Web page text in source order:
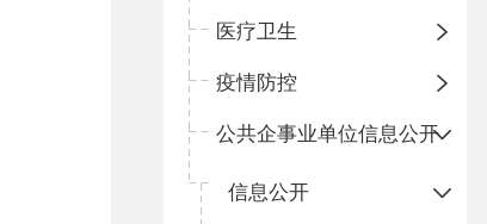
医疗卫生
疫情防控
公共企事业单位信息公开
信息公开